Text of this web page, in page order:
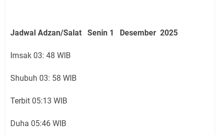
Jadwal Adzan/Salat Senin 1 Desember 2025
Imsak 03: 48 WIB
Shubuh 03: 58 WIB
Terbit 05:13 WIB
Duha 05:46 WIB